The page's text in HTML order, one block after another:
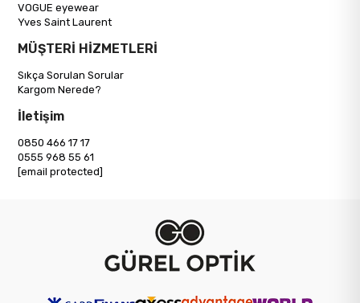
VOGUE eyewear
Yves Saint Laurent
MÜŞTERİ HİZMETLERİ
Sıkça Sorulan Sorular
Kargom Nerede?
İletişim
0850 466 17 17
0555 968 55 61
[email protected]